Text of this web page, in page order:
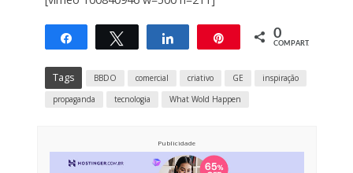
CompartilharTwittar Compartilhar 0
COMPART.
Tags BBDO comercial criativo GE
inspiração
propaganda
tecnologia What Wold Happen
Publicidade